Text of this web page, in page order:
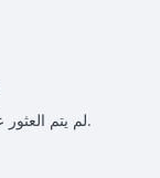
لم يتم العثور على مقالات مطابقة للبحث الذي تم تحديده.